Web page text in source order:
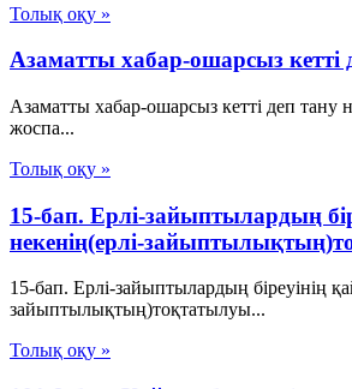
Толық оқу »
Азаматты хабар-ошарсыз
Азаматты хабар-ошарсыз кетті деп
жоспа...
Толық оқу »
15-бап. Ерлі-зайыптылардың
некенің(ерлі-
15-бап. Ерлі-зайыптылардың біреуінің
зайыптылықтың)тоқтатылуы...
Толық оқу »